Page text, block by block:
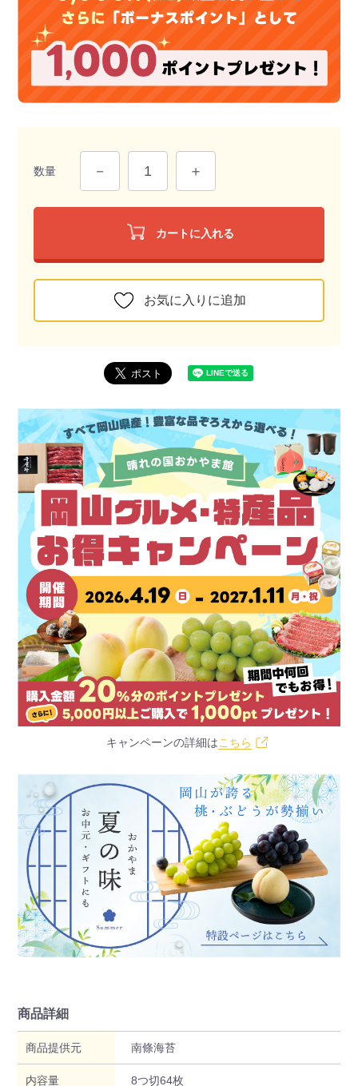
数量
カートに入れる
お気に入りに追加
キャンペーンの詳細はこちら
商品詳細
商品提供元 南條海苔
内容量 8つ切64枚